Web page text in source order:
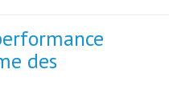
des